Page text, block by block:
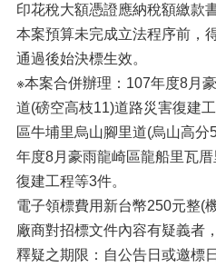
印花稅大額憑證應納稅額繳款
本案預算未完成立法程序前，
通過後始決標生效。
※本案合併辦理：107年度8月
道(磅空高枝11)道路災害復建
區牛埔里烏山腳里道(烏山高
年度8月豪雨龍崎區龍船里瓦
復建工程等3件。
電子領標費用新台幣250元整(
廠商對招標文件內容有疑義者
釋疑之期限：自公告日或邀標